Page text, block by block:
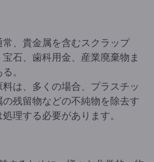
、貴金属を含むスクラップ
石、歯科用金、産業廃棄物ま
。
は、多くの場合、プラスチッ
残留物などの不純物を除去す
理する必要があります。